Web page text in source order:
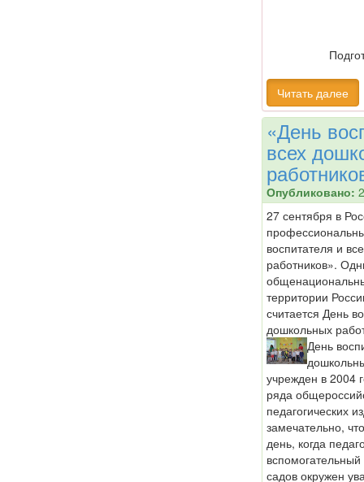
Читать далее
«День
всех
Опубликовано:
27 сентября в
воспитателя и
работников».
территории
считается День
дошкольных
День
учрежден в 2004
ряда
педагогических
замечательно,
день, когда
садов окружен